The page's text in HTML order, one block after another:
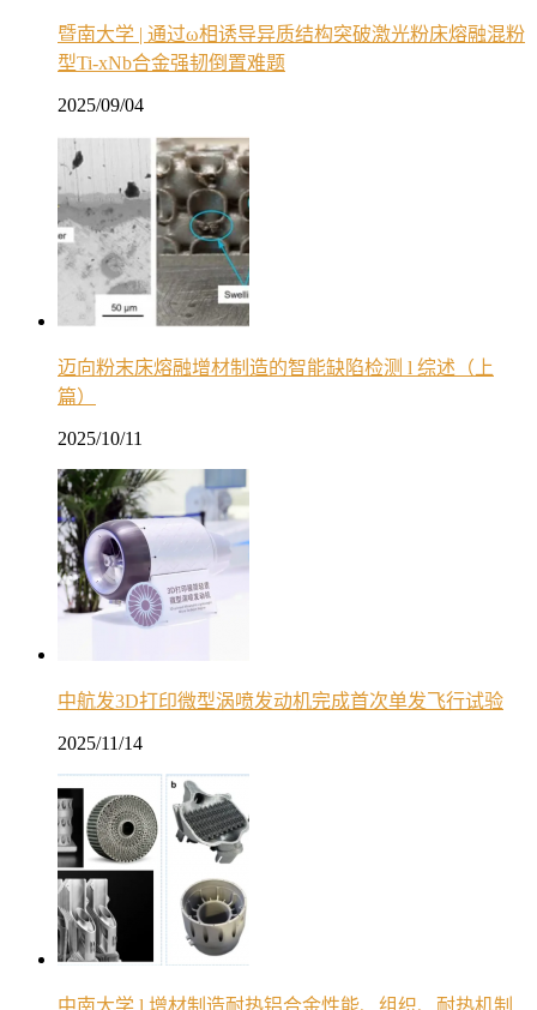
暨南大学 | 通过ω相诱导异质结构突破激光粉床熔融混粉
型Ti-xNb合金强韧倒置难题
2025/09/04
迈向粉末床熔融增材制造的智能缺陷检测 l 综述（上
篇）
2025/10/11
中航发3D打印微型涡喷发动机完成首次单发飞行试验
2025/11/14
中南大学 l 增材制造耐热铝合金性能、组织、耐热机制